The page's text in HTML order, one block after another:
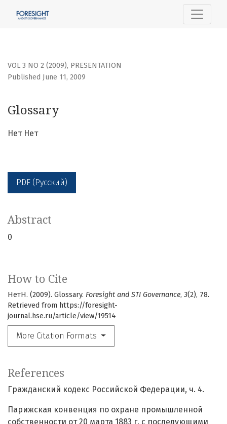
VOL 3 NO 2 (2009), PRESENTATION
Glossary
Published June 11, 2009
Нет Нет
PDF (Русский)
How to Cite
НетН. (2009). Glossary. Foresight and STI Governance, 3(2), 78.
Retrieved from https://foresight-
journal.hse.ru/article/view/19514
More Citation Formats
Abstract
0
References
Гражданский кодекс Российской Федерации, ч. 4.
Парижская конвенция по охране промышленной
собственности от 20 марта 1883 г. с последующими